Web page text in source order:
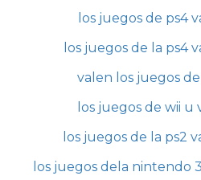
los juegos de ps4
los juegos de la ps4
valen los juegos
los juegos de wii u
los juegos de la ps2
los juegos dela nintendo